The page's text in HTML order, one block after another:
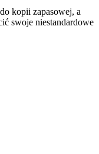
kopii zapasowej, a
swoje niestandardowe